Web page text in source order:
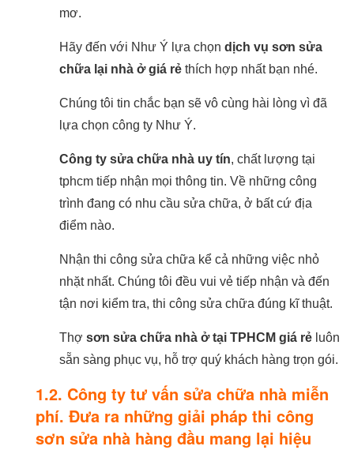
mơ.
Hãy đến với Như Ý lựa chọn dịch vụ sơn sửa
chữa lại nhà ở giá rẻ thích hợp nhất bạn nhé.
Chúng tôi tin chắc bạn sẽ vô cùng hài lòng vì đã
lựa chọn công ty Như Ý.
Công ty sửa chữa nhà uy tín, chất lượng tại
tphcm tiếp nhận mọi thông tin. Về những công
trình đang có nhu cầu sửa chữa, ở bất cứ địa
điểm nào.
Nhận thi công sửa chữa kể cả những việc nhỏ
nhặt nhất. Chúng tôi đều vui vẻ tiếp nhận và đến
tận nơi kiểm tra, thi công sửa chữa đúng kĩ thuật.
Thợ sơn sửa chữa nhà ở tại TPHCM giá rẻ luôn
sẵn sàng phục vụ, hỗ trợ quý khách hàng trọn gói.
1.2. Công ty tư vấn sửa chữa nhà miễn
phí. Đưa ra những giải pháp thi công
sơn sửa nhà hàng đầu mang lại hiệu